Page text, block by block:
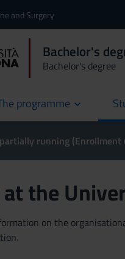
and Surgery
Bachelor's
Bachelor's degree
programme
running
the
on the